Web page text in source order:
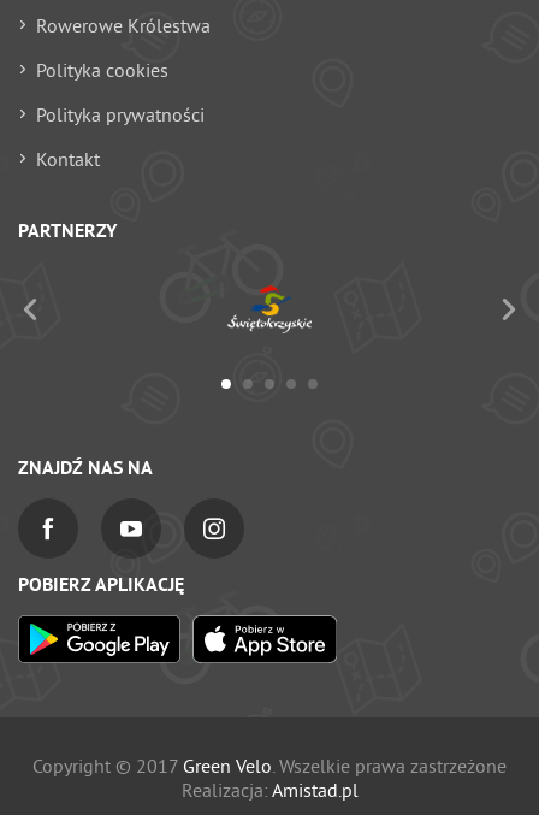
Rowerowe Królestwa
Polityka cookies
Polityka prywatności
Kontakt
PARTNERZY
ZNAJDŹ NAS NA
POBIERZ APLIKACJĘ
Copyright © 2017 Green Velo. Wszelkie prawa zastrzeżone
Realizacja: Amistad.pl